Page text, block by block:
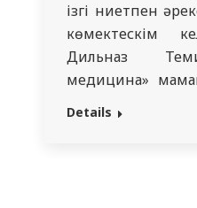
ізгі ниетпен
көмектескім
Дильназ
медицина»
(119) топ
Details